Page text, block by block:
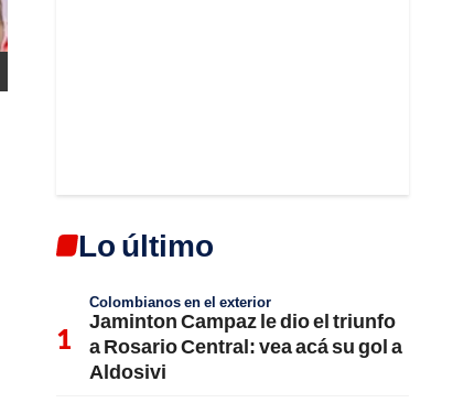
Lo último
Colombianos en el exterior
Jaminton Campaz le dio el triunfo
a Rosario Central: vea acá su gol a
Aldosivi